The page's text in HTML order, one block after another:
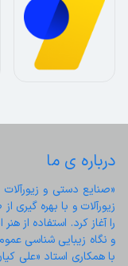
درباره ی ما